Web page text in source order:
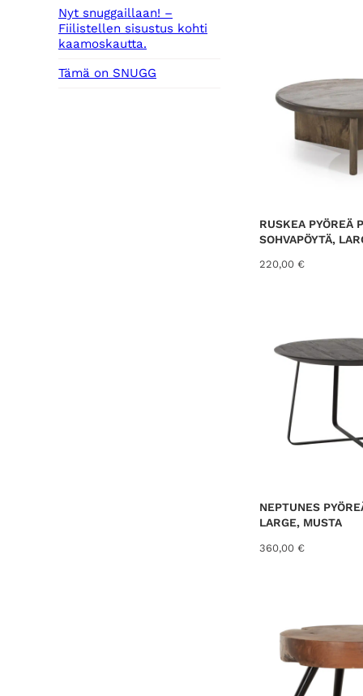
Nyt snuggaillaan! –
Fiilistellen sisustus kohti
kaamoskautta.
Tämä on SNUGG
RUSKEA PYÖREÄ
SOHVAPÖYTÄ,
220,00 €
NEPTUNES
LARGE, MUSTA
360,00 €